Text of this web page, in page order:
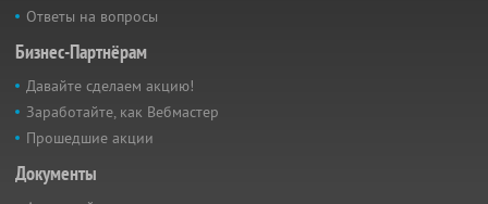
Ответы на вопросы
Бизнес-Партнёрам
Давайте сделаем акцию!
Заработайте, как Вебмастер
Прошедшие акции
Документы